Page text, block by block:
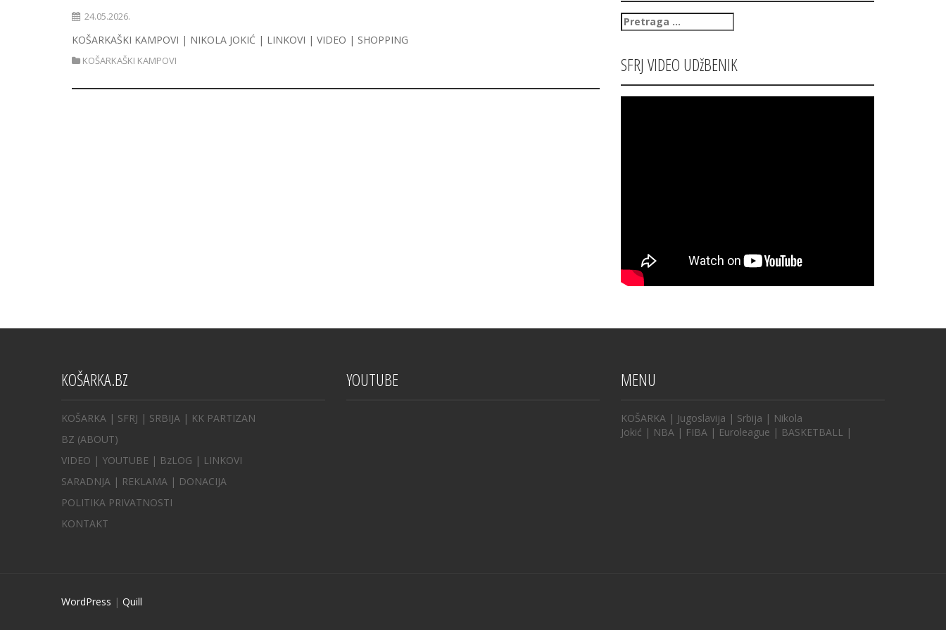
24.05.2026.
KOŠARKAŠKI KAMPOVI | NIKOLA JOKIĆ | LINKOVI | VIDEO | SHOPPING
KOŠARKAŠKI KAMPOVI
Pretraga
za:
SFRJ VIDEO UDžBENIK
KOŠARKA.BZ
KOŠARKA | SFRJ | SRBIJA | KK PARTIZAN
BZ (ABOUT)
VIDEO | YOUTUBE | BzLOG | LINKOVI
SARADNJA | REKLAMA | DONACIJA
POLITIKA PRIVATNOSTI
KONTAKT
YOUTUBE MENU
KOŠARKA | Jugoslavija | Srbija | Nikola
Jokić | NBA | FIBA | Euroleague | BASKETBALL |
WordPress | Quill